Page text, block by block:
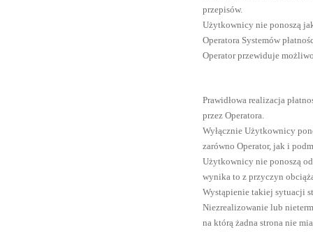
przepisów.
Użytkownicy nie ponoszą
Operatora Systemów
Operator przewiduje
Prawidłowa realizacja
przez Operatora.
Wyłącznie Użytkownicy
zarówno Operator, jak i
Użytkownicy nie ponoszą
wynika to z przyczyn
Wystąpienie takiej sytuacji
Niezrealizowanie lub
na którą żadna strona nie